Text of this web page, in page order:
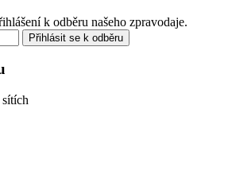
k odběru našeho zpravodaje.
Přihlásit se k odběru